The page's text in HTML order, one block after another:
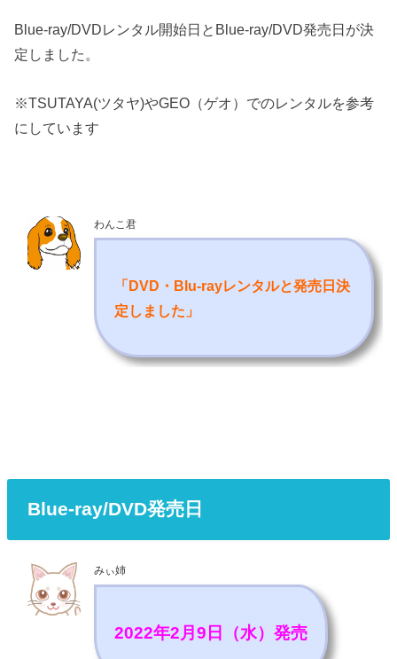
Blue-ray/DVDレンタル開始日とBlue-ray/DVD発売日が決
定しました。
※TSUTAYA(ツタヤ)やGEO（ゲオ）でのレンタルを参考
にしています
わんこ君
「DVD・Blu-rayレンタルと発売日決
定しました 」
Blue-ray/DVD発売日
みぃ姉
2022年2月9日（水）発売